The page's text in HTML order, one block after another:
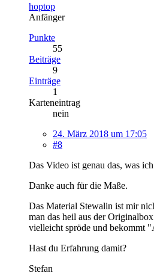
hoptop
Anfänger
Punkte
55
Beiträge
9
Einträge
1
Karteneintrag
nein
24. März 2018 um 17:05
#8
Das Video ist genau das, was
Danke auch für die Maße.
Das Material Stewalin ist mir
man das heil aus der
vielleicht spröde und bekommt
Hast du Erfahrung damit?
Stefan